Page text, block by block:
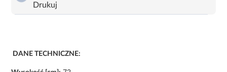
Drukuj
DANE TECHNICZNE: